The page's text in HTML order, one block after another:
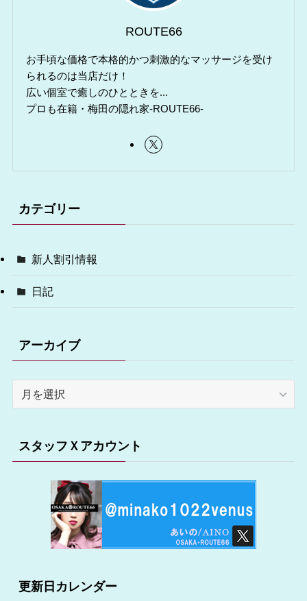
ROUTE66
お手頃な価格で本格的かつ刺激的なマッサージを受け
られるのは当店だけ！
広い個室で癒しのひとときを...
プロも在籍・梅田の隠れ家-ROUTE66-
カテゴリー
新人割引情報
日記
アーカイブ
スタッフＸアカウント
更新日カレンダー